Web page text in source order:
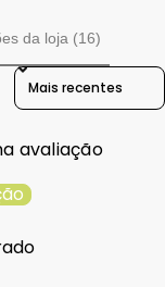
da loja (16)
Sort Reviews By
avaliação